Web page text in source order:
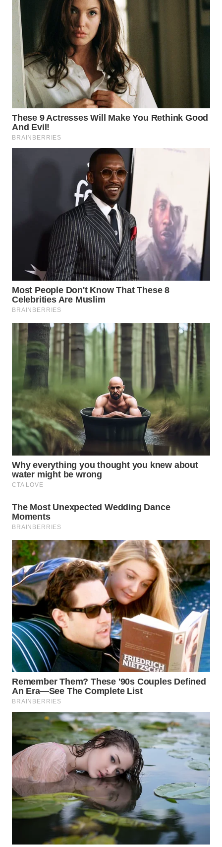
PRIANGAN
TIMUR
WN
SEMARANG
WN
SOLO
WN
BOROBUDUR
WN
BINTAN
WN
WN
LIKUPANG
LABUANBAJO
WN
BORNEO
Media
Group
NEWS
WAHANA
TANI
WAHANA
ADVOKAT
WAHANA
INFRASTRUKTUR
WAHANA
KONSUMEN
WAHANA
LISTRIK
WAHANA
TRAVEL
WAHANA
TV
WAHANANEWS
ID
WAHANANEWS